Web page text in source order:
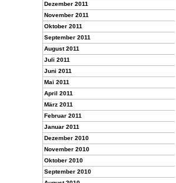
Dezember 2011
November 2011
Oktober 2011
September 2011
August 2011
Juli 2011
Juni 2011
Mai 2011
April 2011
März 2011
Februar 2011
Januar 2011
Dezember 2010
November 2010
Oktober 2010
September 2010